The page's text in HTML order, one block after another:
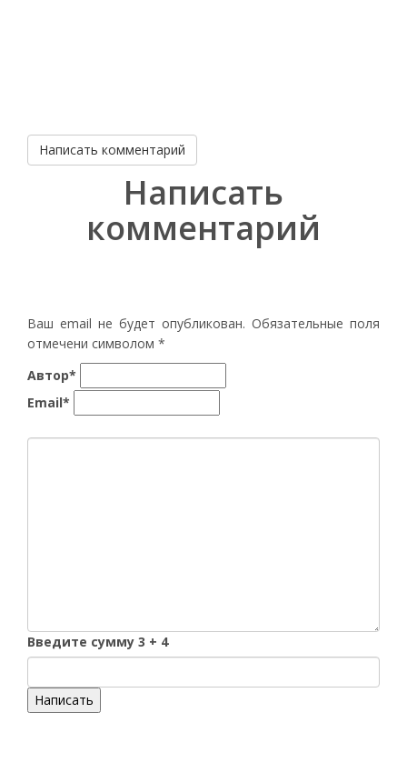
Написать комментарий
Написать
комментарий
Ваш email не будет опубликован. Обязательные поля
отмечени символом *
Автор*
Email*
Введите сумму 3 + 4
Написать